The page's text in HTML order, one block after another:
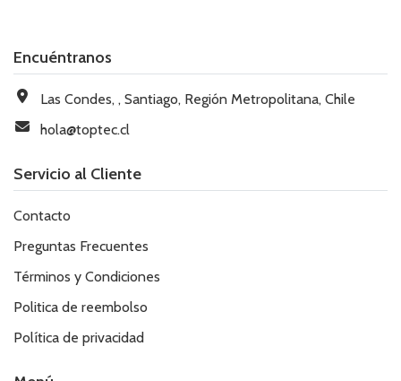
Encuéntranos
Las Condes, , Santiago, Región Metropolitana, Chile
hola@toptec.cl
Servicio al Cliente
Contacto
Preguntas Frecuentes
Términos y Condiciones
Politica de reembolso
Política de privacidad